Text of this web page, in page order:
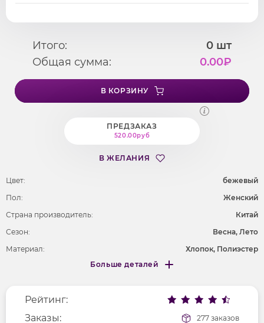
Итого: 0 шт
Общая сумма:
0.00₽
В КОРЗИНУ
ПРЕДЗАКАЗ
520.00руб
В ЖЕЛАНИЯ
Цвет:
бежевый
Пол:
Женский
Страна производитель:
Китай
Сезон:
Весна, Лето
Материал:
Хлопок, Полиэстер
Фактура материала
гладкий
Длина рукава
длинные
Больше деталей
Меньше деталей
Рейтинг:
Заказы:
277 заказов